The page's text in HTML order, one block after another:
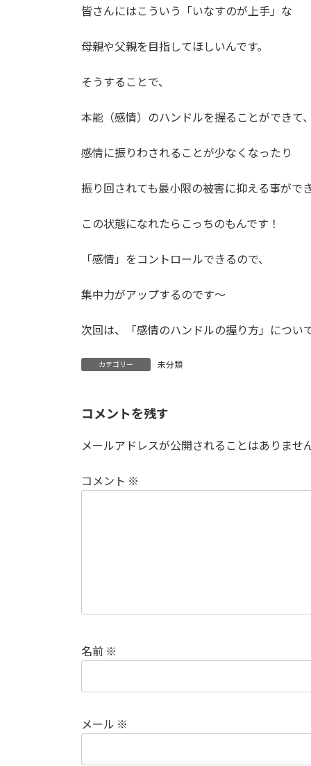
皆さんにはこういう「いなすのが上手」な
母親や父親を目指してほしいんです。
そうすることで、
本能（感情）のハンドルを握ることができて、
感情に振りわされることが少なくなったり
振り回されても最小限の被害に抑える事がで
この状態になれたらこっちのもんです！
「感情」をコントロールできるので、
集中力がアップするのです〜
次回は、「感情のハンドルの握り方」につい
カテゴリー 未分類
コメントを残す
メールアドレスが公開されることはありません
コメント ※
名前 ※
メール ※